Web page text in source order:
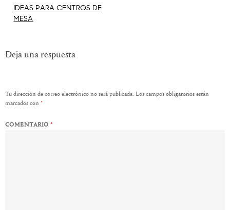
Navegación
de
IDEAS PARA CENTROS DE
MESA
Deja una respuesta
Tu dirección de correo electrónico no será publicada. Los campos obligatorios están
marcados con *
COMENTARIO*